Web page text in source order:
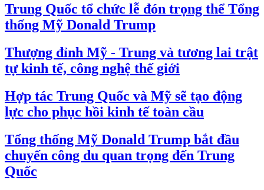
Trung Quốc tổ chức lễ đón trọng thể Tổng
thống Mỹ Donald Trump
Thượng đỉnh Mỹ - Trung và tương lai trật
tự kinh tế, công nghệ thế giới
Hợp tác Trung Quốc và Mỹ sẽ tạo động
lực cho phục hồi kinh tế toàn cầu
Tổng thống Mỹ Donald Trump bắt đầu
chuyến công du quan trọng đến Trung
Quốc